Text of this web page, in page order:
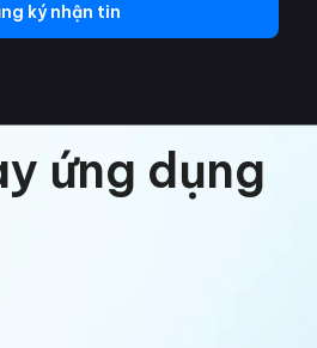
ký nhận tin
ứng dụng